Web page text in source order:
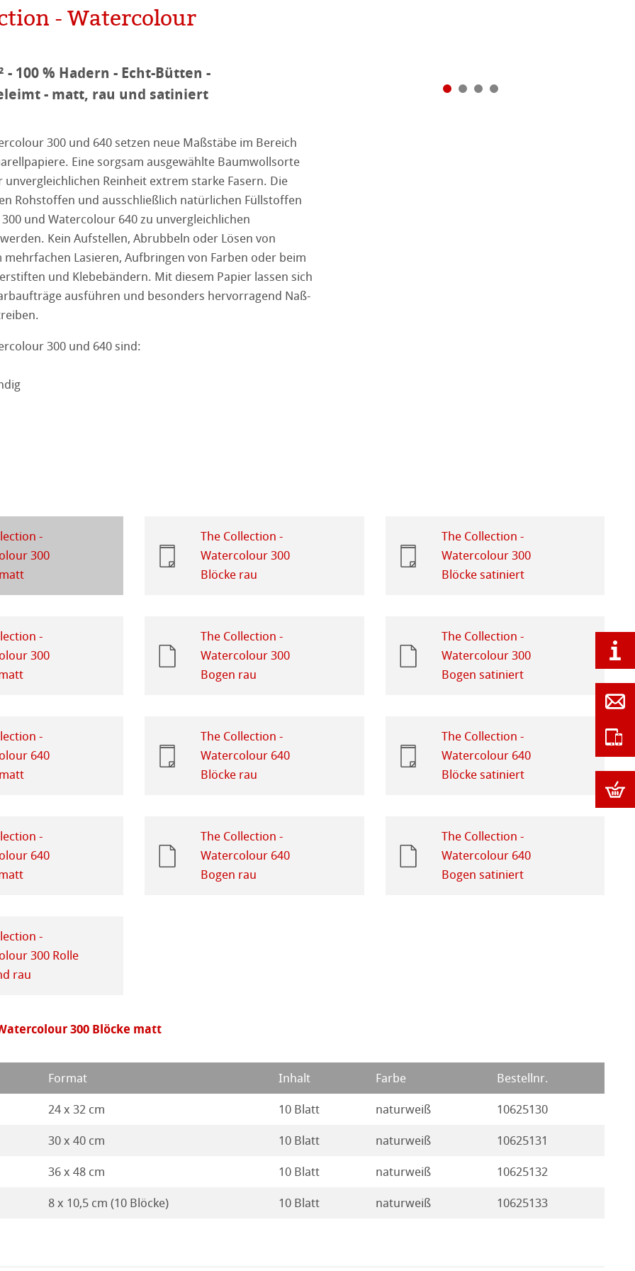
Program
Albums
Album
Rag
Watercolour
- Watercolour
- 100 % Hadern - Echt-Bütten -
- matt, rau und satiniert
300 und 640 setzen neue Maßstäbe im Bereich
Eine sorgsam ausgewählte Baumwollsorte
unvergleichlichen Reinheit extrem starke Fasern. Die
Rohstoffen und ausschließlich natürlichen Füllstoffen
und Watercolour 640 zu unvergleichlichen
Kein Aufstellen, Abrubbeln oder Lösen von
mehrfachen Lasieren, Aufbringen von Farben oder beim
und Klebebändern. Mit diesem Papier lassen sich
ausführen und besonders hervorragend Naß-
300 und 640 sind:
-
300
The Collection -
Watercolour 300
Blöcke rau
The Collection -
Watercolour 300
Blöcke satiniert
-
300
The Collection -
Watercolour 300
Bogen rau
The Collection -
Watercolour 300
Bogen satiniert
-
640
The Collection -
Watercolour 640
Blöcke rau
The Collection -
Watercolour 640
Blöcke satiniert
-
640
The Collection -
Watercolour 640
Bogen rau
The Collection -
Watercolour 640
Bogen satiniert
-
300 Rolle
rau
300 Blöcke matt
Format Inhalt Farbe Bestellnr.
24 x 32 cm 10 Blatt naturweiß 10625130
30 x 40 cm 10 Blatt naturweiß 10625131
36 x 48 cm 10 Blatt naturweiß 10625132
8 x 10,5 cm (10 Blöcke) 10 Blatt naturweiß 10625133